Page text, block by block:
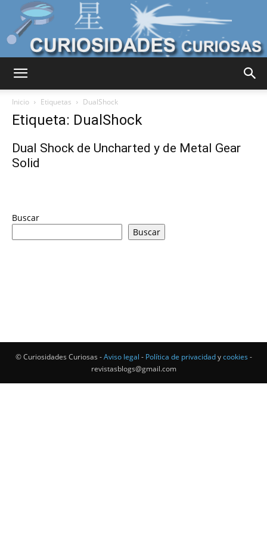
Inicio Etiquetas DualShock
Etiqueta: DualShock
Dual Shock de Uncharted y de Metal Gear
Solid
Buscar
Buscar
© Curiosidades Curiosas -Aviso legal - Política de privacidadycookies -
revistasblogs@gmail.com